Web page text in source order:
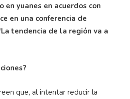
en yuanes en acuerdos con
en una conferencia de
tendencia de la región va a
que, al intentar reducir la